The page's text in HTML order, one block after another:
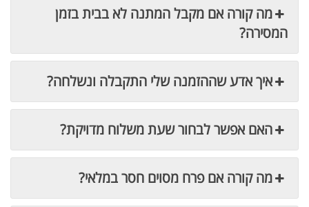
מה קורה אם מקבל המתנה לא בבית בזמן
המסירה?
איך אדע שההזמנה שלי התקבלה ונשלחה?
האם אפשר לבחור שעת משלוח מדויקת?
מה קורה אם פרח מסוים חסר במלאי?